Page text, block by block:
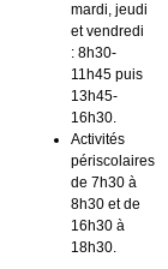
mardi, jeudi
et vendredi
: 8h30-
11h45 puis
13h45-
16h30.
Activités
périscolaires
de 7h30 à
8h30 et de
16h30 à
18h30.